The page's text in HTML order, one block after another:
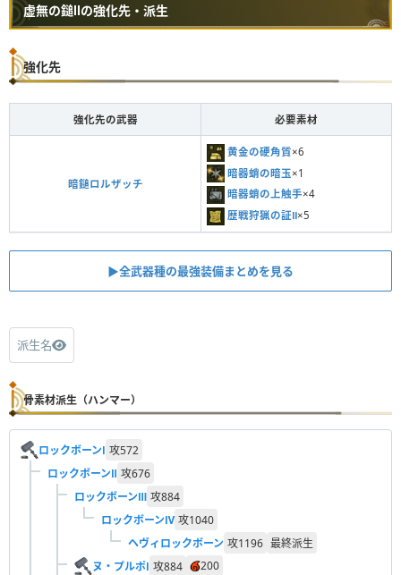
虚無の鎚Ⅱの強化先・派生
強化先
強化先の武器 必要素材
暗鎚ロルザッチ
黄金の硬角質×6
暗器蛸の暗玉×1
暗器蛸の上触手×4
歴戦狩猟の証Ⅱ×5
▶︎全武器種の最強装備まとめを見る
派生名
骨素材派生（ハンマー）
ロックボーンⅠ 攻572
ロックボーンⅡ 攻676
ロックボーンⅢ 攻884
ロックボーンⅣ 攻1040
ヘヴィロックボーン 攻1196 最終派生
ヌ・プルポⅠ 攻884
200